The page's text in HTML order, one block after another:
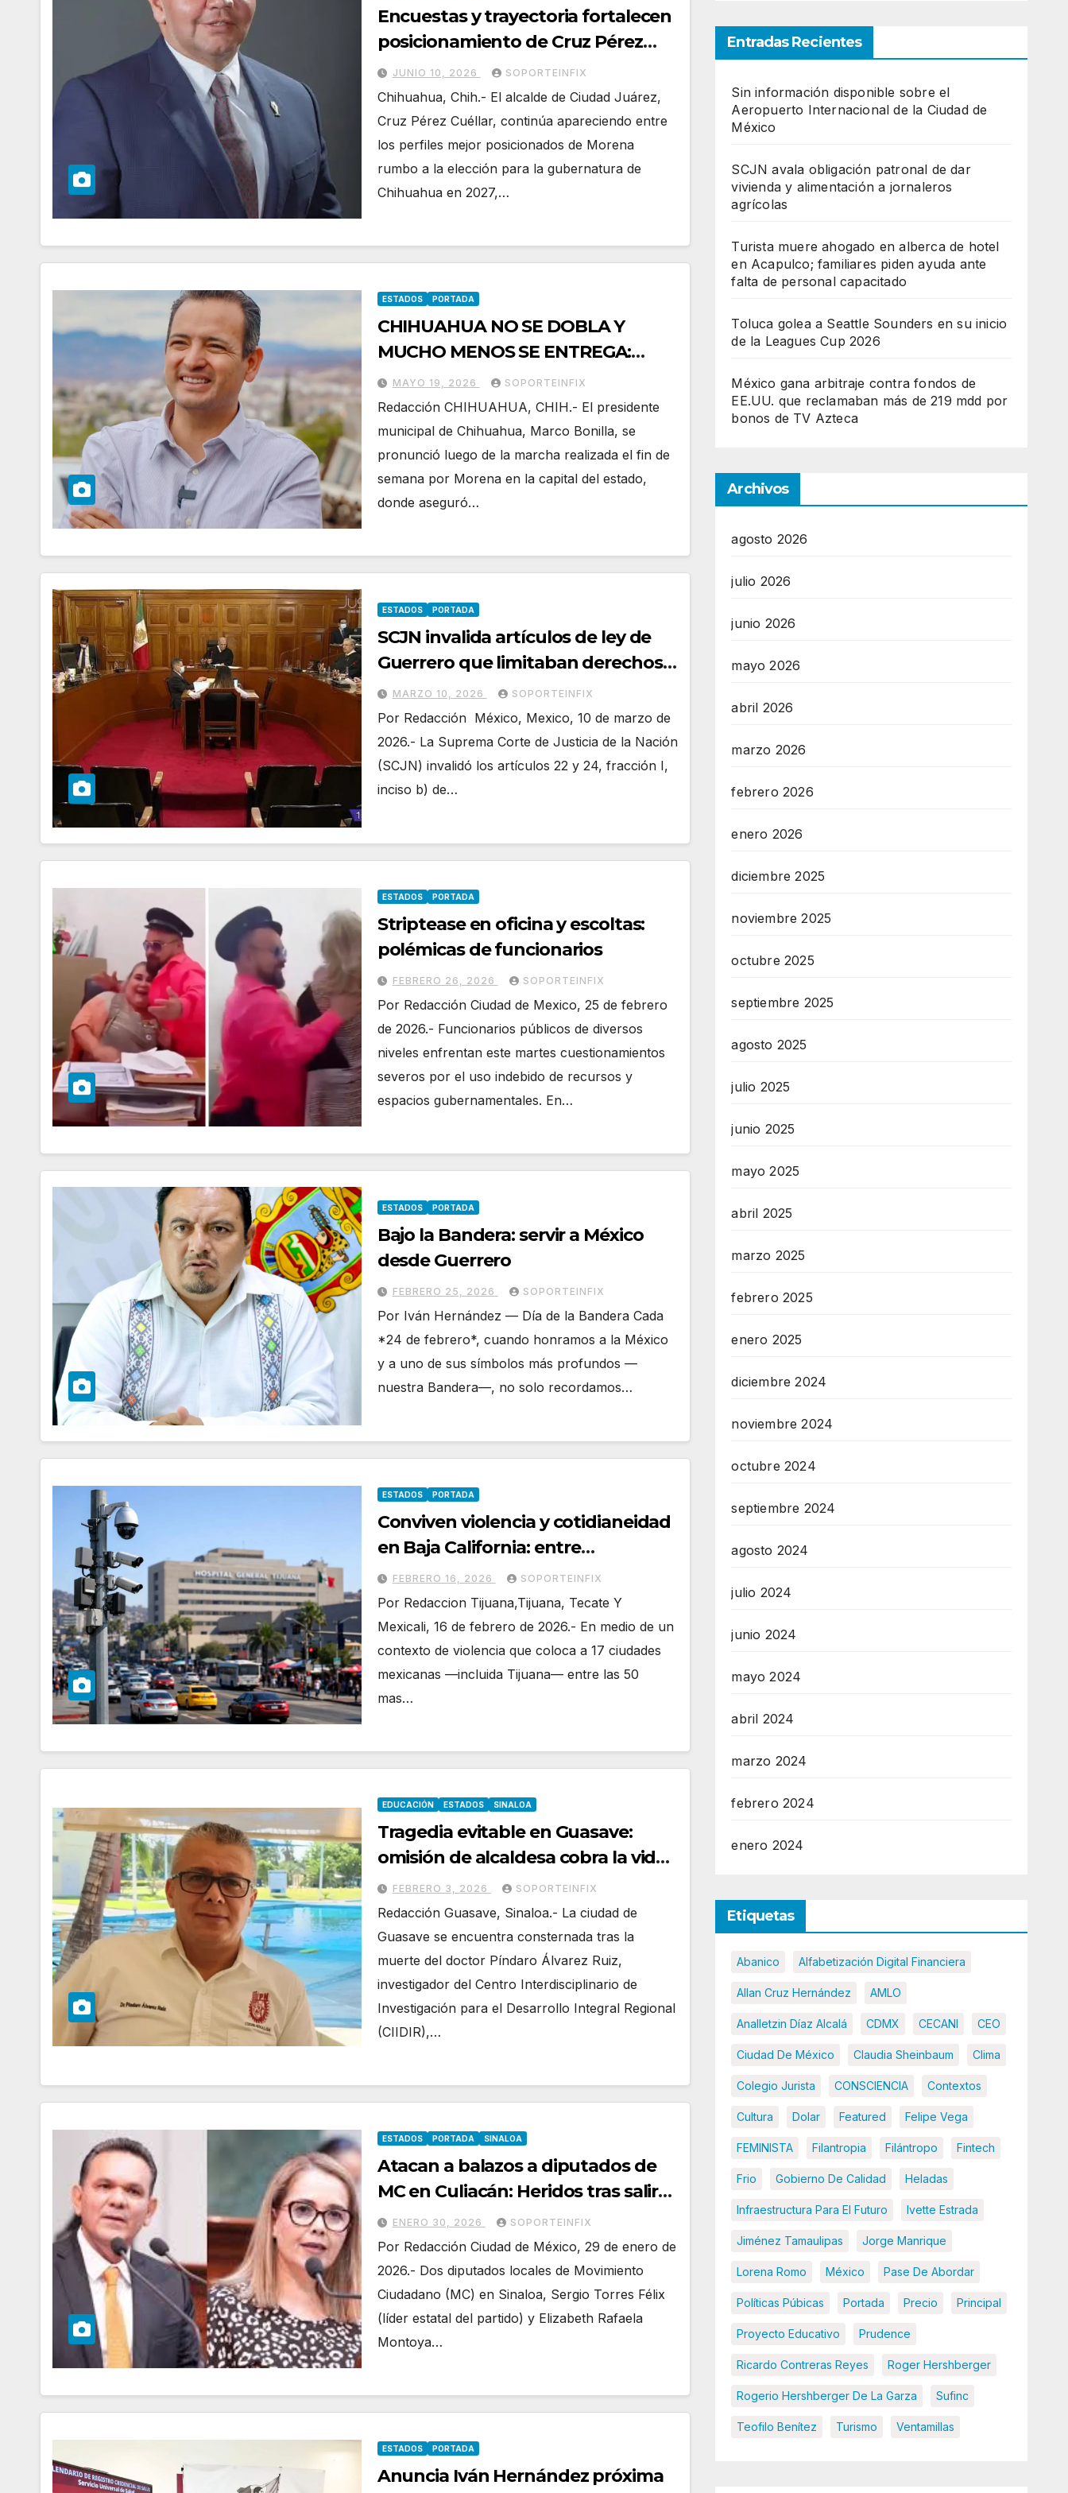
Encuestas y trayectoria fortalecen
posicionamiento de Cruz Pérez
Cuéllar rumbo a 2027
JUNIO 10, 2026 SOPORTEINFIX
Chihuahua, Chih.- El alcalde de Ciudad Juárez,
Cruz Pérez Cuéllar, continúa apareciendo entre
los perfiles mejor posicionados de Morena
rumbo a la elección para la gubernatura de
Chihuahua en 2027,…
ESTADOS PORTADA
CHIHUAHUA NO SE DOBLA Y
MUCHO MENOS SE ENTREGA:
MARCO BONILLA
MAYO 19, 2026 SOPORTEINFIX
Redacción CHIHUAHUA, CHIH.- El presidente
municipal de Chihuahua, Marco Bonilla, se
pronunció luego de la marcha realizada el fin de
semana por Morena en la capital del estado,
donde aseguró…
ESTADOS PORTADA
SCJN invalida artículos de ley de
Guerrero que limitaban derechos
de infancias trans
MARZO 10, 2026 SOPORTEINFIX
Por Redacción México, Mexico, 10 de marzo de
2026.- La Suprema Corte de Justicia de la Nación
(SCJN) invalidó los artículos 22 y 24, fracción I,
inciso b) de…
ESTADOS PORTADA
Striptease en oficina y escoltas:
polémicas de funcionarios
FEBRERO 26, 2026 SOPORTEINFIX
Por Redacción Ciudad de Mexico, 25 de febrero
de 2026.- Funcionarios públicos de diversos
niveles enfrentan este martes cuestionamientos
severos por el uso indebido de recursos y
espacios gubernamentales. En…
ESTADOS PORTADA
Bajo la Bandera: servir a México
desde Guerrero
FEBRERO 25, 2026 SOPORTEINFIX
Por Iván Hernández — Día de la Bandera Cada
*24 de febrero*, cuando honramos a la México
y a uno de sus símbolos más profundos —
nuestra Bandera—, no solo recordamos…
ESTADOS PORTADA
Conviven violencia y cotidianeidad
en Baja California: entre
estadísticas delictivas, crisis de
salud y tensiones políticas
FEBRERO 16, 2026 SOPORTEINFIX
Por Redaccion Tijuana,Tijuana, Tecate Y
Mexicali, 16 de febrero de 2026.- En medio de un
contexto de violencia que coloca a 17 ciudades
mexicanas —incluida Tijuana— entre las 50
mas…
EDUCACIÓN ESTADOS SINALOA
Tragedia evitable en Guasave:
omisión de alcaldesa cobra la vida
de un profesor muy querido por la
comunidad
FEBRERO 3, 2026 SOPORTEINFIX
Redacción Guasave, Sinaloa.- La ciudad de
Guasave se encuentra consternada tras la
muerte del doctor Píndaro Álvarez Ruiz,
investigador del Centro Interdisciplinario de
Investigación para el Desarrollo Integral Regional
(CIIDIR),…
ESTADOS PORTADA SINALOA
Atacan a balazos a diputados de
MC en Culiacán: Heridos tras salir
del Congreso local
ENERO 30, 2026 SOPORTEINFIX
Por Redacción Ciudad de México, 29 de enero de
2026.- Dos diputados locales de Movimiento
Ciudadano (MC) en Sinaloa, Sergio Torres Félix
(líder estatal del partido) y Elizabeth Rafaela
Montoya…
ESTADOS PORTADA
Anuncia Iván Hernández próxima
Entradas Recientes
Sin información disponible sobre el
Aeropuerto Internacional de la Ciudad de
México
SCJN avala obligación patronal de dar
vivienda y alimentación a jornaleros
agrícolas
Turista muere ahogado en alberca de hotel
en Acapulco; familiares piden ayuda ante
falta de personal capacitado
Toluca golea a Seattle Sounders en su inicio
de la Leagues Cup 2026
México gana arbitraje contra fondos de
EE.UU. que reclamaban más de 219 mdd por
bonos de TV Azteca
Archivos
agosto 2026
julio 2026
junio 2026
mayo 2026
abril 2026
marzo 2026
febrero 2026
enero 2026
diciembre 2025
noviembre 2025
octubre 2025
septiembre 2025
agosto 2025
julio 2025
junio 2025
mayo 2025
abril 2025
marzo 2025
febrero 2025
enero 2025
diciembre 2024
noviembre 2024
octubre 2024
septiembre 2024
agosto 2024
julio 2024
junio 2024
mayo 2024
abril 2024
marzo 2024
febrero 2024
enero 2024
Etiquetas
Abanico Alfabetización Digital Financiera
Allan Cruz Hernández AMLO
Analletzin Díaz Alcalá CDMX CECANI CEO
Ciudad De México Claudia Sheinbaum Clima
Colegio Jurista CONSCIENCIA Contextos
Cultura Dolar Featured Felipe Vega
FEMINISTA Filantropia Filántropo Fintech
Frio Gobierno De Calidad Heladas
Infraestructura Para El Futuro Ivette Estrada
Jiménez Tamaulipas Jorge Manrique
Lorena Romo México Pase De Abordar
Políticas Púbicas Portada Precio Principal
Proyecto Educativo Prudence
Ricardo Contreras Reyes Roger Hershberger
Rogerio Hershberger De La Garza Sufinc
Teofilo Benítez Turismo Ventamillas